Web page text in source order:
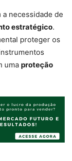
necessidade de
estratégico.
proteger os
uma proteção